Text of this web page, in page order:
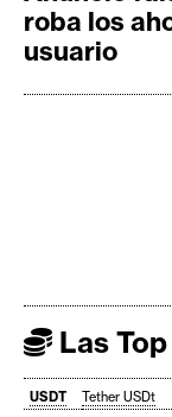
roba los
usuario
Las
USDT Tether USDt